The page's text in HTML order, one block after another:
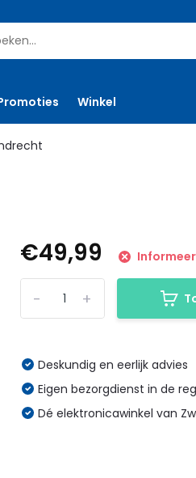
Winkel
€49,99
+
-
Deskundig en eerlijk advies
Eigen bezorgdienst in de
Dé elektronicawinkel van